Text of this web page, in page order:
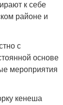
к себе
районе и
с
основе
мероприятия
кенеша